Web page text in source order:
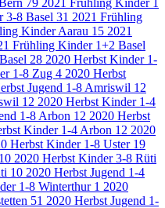
79 2021 Frühling Kinder 1
3-8 Basel 31 2021 Frühling
Kinder Aarau 15 2021
Frühling Kinder 1+2 Basel
28 2020 Herbst Kinder 1-
1-8 Zug 4 2020 Herbst
Jugend 1-8 Amriswil 12
12 2020 Herbst Kinder 1-4
1-8 Arbon 12 2020 Herbst
Kinder 1-4 Arbon 12 2020
Herbst Kinder 1-8 Uster 19
10 2020 Herbst Kinder 3-8 Rüti
10 2020 Herbst Jugend 1-4
1-8 Winterthur 1 2020
51 2020 Herbst Jugend 1-